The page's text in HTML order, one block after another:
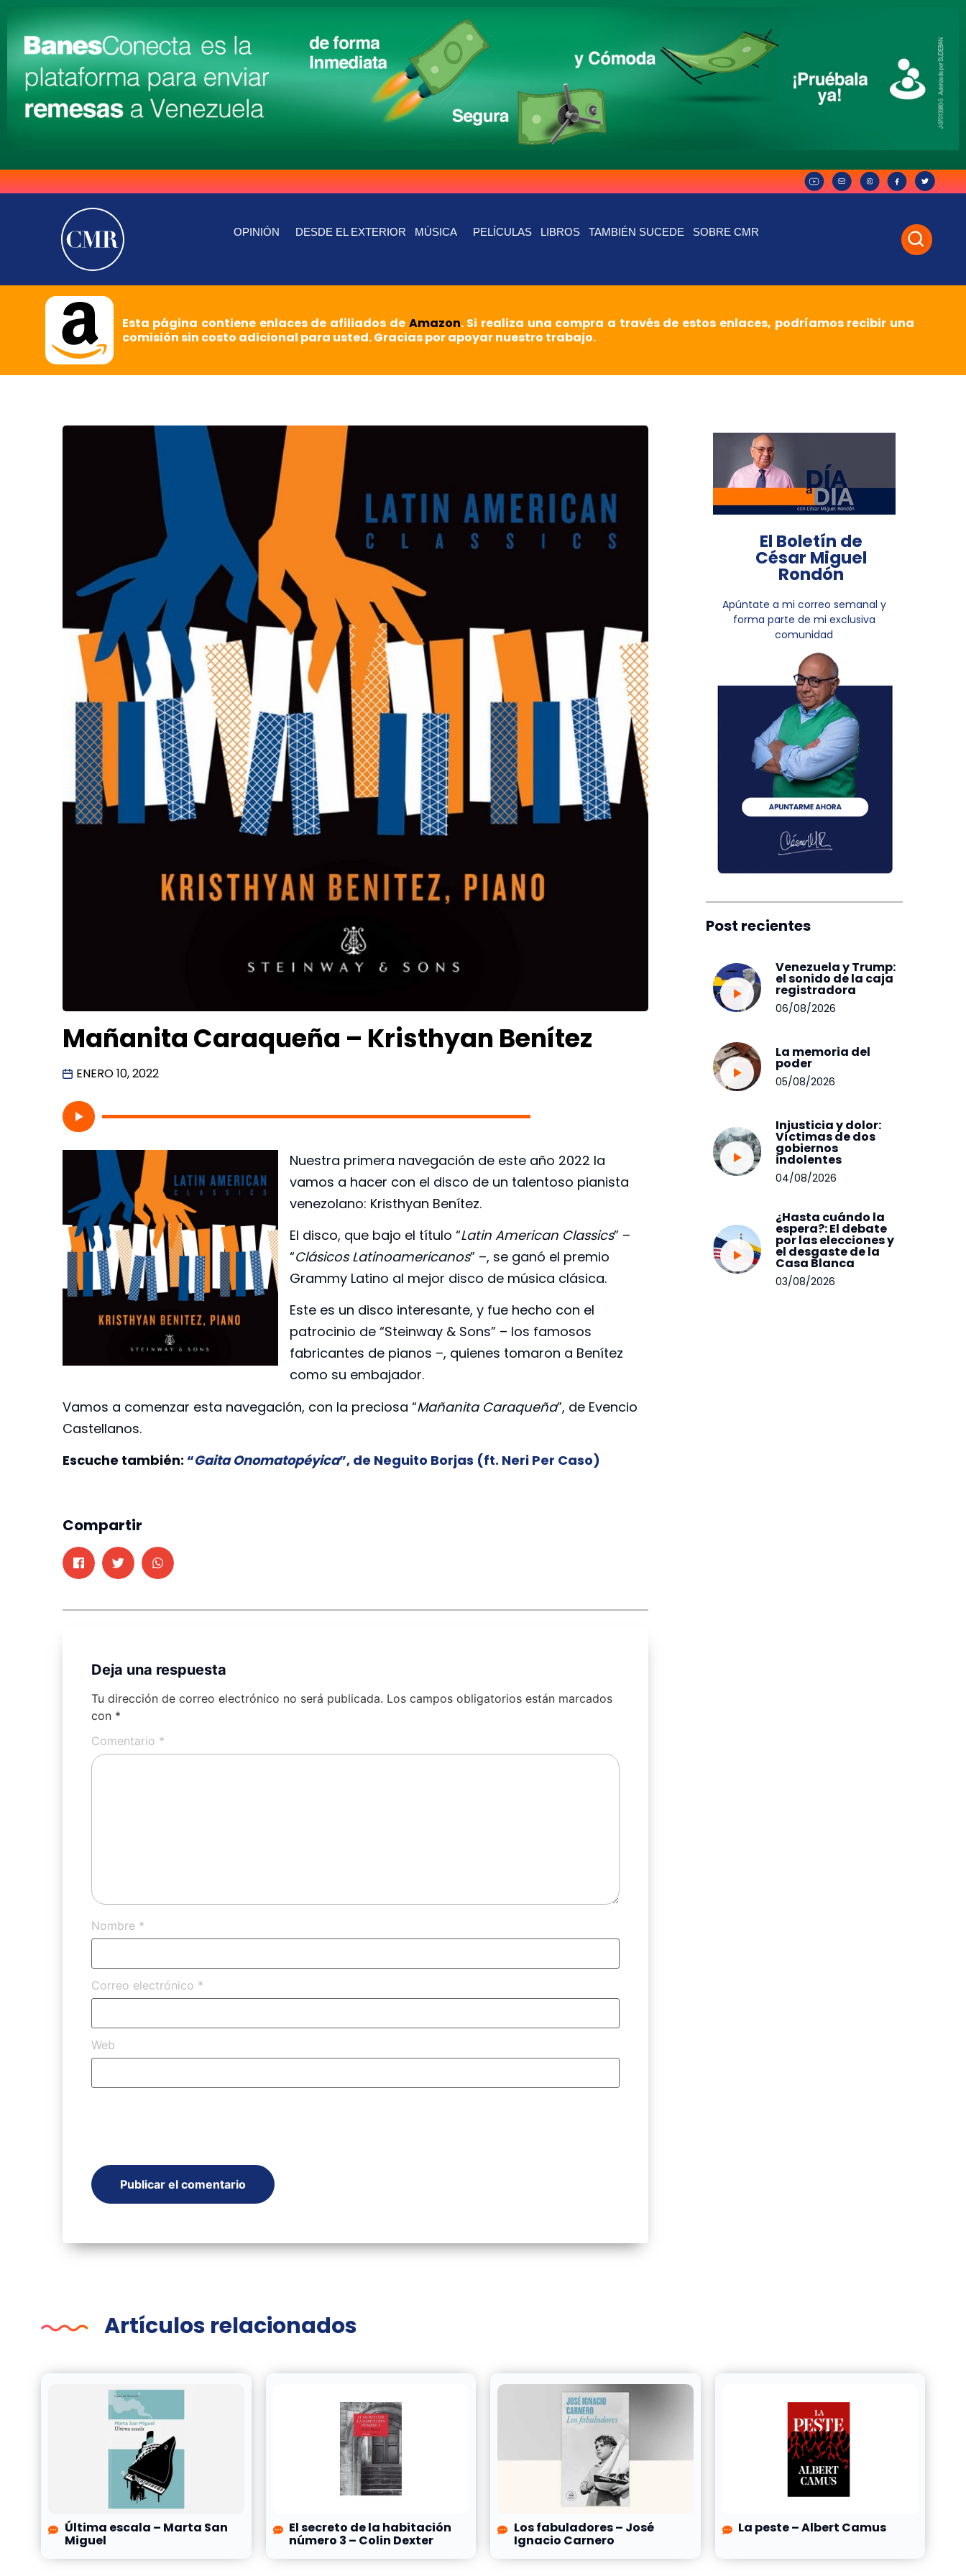
OPINIÓN DESDE EL EXTERIOR MÚSICA PELÍCULAS LIBROS TAMBIÉN SUCEDE SOBRE CMR
Esta página contiene enlaces de afiliados de Amazon. Si realiza una compra a través de estos enlaces, podríamos recibir una
comisión sin costo adicional para usted. Gracias por apoyar nuestro trabajo.
Mañanita Caraqueña – Kristhyan Benítez
ENERO 10, 2022
Nuestra primera navegación de este año 2022 la
vamos a hacer con el disco de un talentoso pianista
venezolano: Kristhyan Benítez.
El disco, que bajo el título “Latin American Classics” –
“Clásicos Latinoamericanos” –, se ganó el premio
Grammy Latino al mejor disco de música clásica.
Este es un disco interesante, y fue hecho con el
patrocinio de “Steinway & Sons” – los famosos
fabricantes de pianos –, quienes tomaron a Benítez
como su embajador.
Vamos a comenzar esta navegación, con la preciosa “Mañanita Caraqueña”, de Evencio
Castellanos.
Escuche también: “Gaita Onomatopéyica”, de Neguito Borjas (ft. Neri Per Caso)
Compartir
Deja una respuesta
Tu dirección de correo electrónico no será publicada. Los campos obligatorios están marcados
con *
Comentario *
Nombre *
Correo electrónico *
Web
El Boletín de
César Miguel
Rondón
Apúntate a mi correo semanal y
forma parte de mi exclusiva
comunidad
Post recientes
Venezuela y Trump:
el sonido de la caja
registradora
06/08/2026
La memoria del
poder
05/08/2026
Injusticia y dolor:
Víctimas de dos
gobiernos
indolentes
04/08/2026
¿Hasta cuándo la
espera?: El debate
por las elecciones y
el desgaste de la
Casa Blanca
03/08/2026
Artículos relacionados
Última escala – Marta San
Miguel
El secreto de la habitación
número 3 – Colin Dexter
Los fabuladores – José
Ignacio Carnero
La peste – Albert Camus